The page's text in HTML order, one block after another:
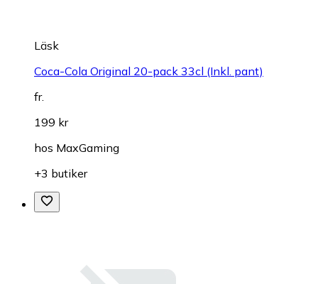
Läsk
Coca-Cola Original 20-pack 33cl (Inkl. pant)
fr.
199 kr
hos MaxGaming
+3 butiker